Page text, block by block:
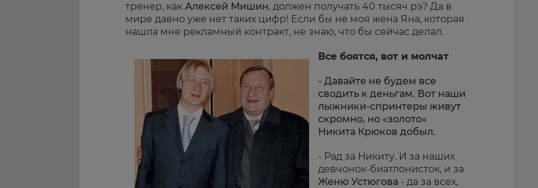
тренер, как Алексей Мишин, должен получать 40 тысяч рэ? Да в
мире давно уже нет таких цифр! Если бы не моя жена Яна, которая
нашла мне рекламный контракт, не знаю, что бы сейчас делал.
Все боятся, вот и молчат
- Давайте не будем все
сводить к деньгам. Вот наши
лыжники-спринтеры живут
скромно, но «золото»
Никита Крюков добыл.
- Рад за Никиту. И за наших
девчонок-биатлонисток, и за
Женю Устюгова - да за всех,